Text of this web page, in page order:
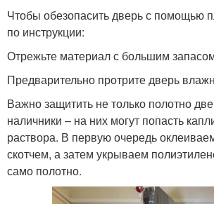
Чтобы обезопасить дверь с помощью
по инструкции:
Отрежьте материал с большим
Предварительно протрите дверь
Важно защитить не только полотно
наличники – на них могут попасть
раствора. В первую очередь
скотчем, а затем укрываем
само полотно.